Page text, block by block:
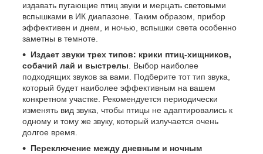
издавать пугающие птиц звуки и мерцать световыми
вспышками в ИК диапазоне. Таким образом, прибор
эффективен и днем, и ночью, вспышки света особенно
заметны в темноте.
Издает звуки трех типов: крики птиц-хищников,
собачий лай и выстрелы . Выбор наиболее
подходящих звуков за вами. Подберите тот тип звука,
который будет наиболее эффективным на вашем
конкретном участке. Рекомендуется периодически
изменять вид звука, чтобы птицы не адаптировались к
одному и тому же звуку, который излучается очень
долгое время.
Переключение между дневным и ночным